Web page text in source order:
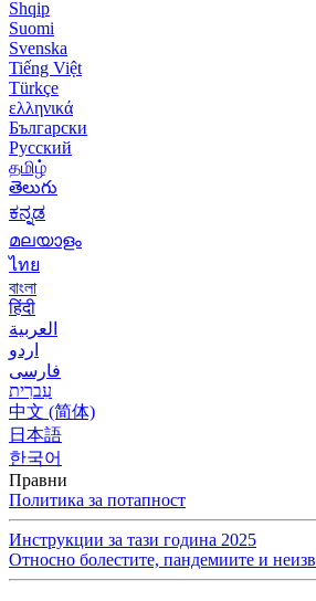
Shqip
Suomi
Svenska
Tiếng Việt
Türkçe
ελληνικά
Български
Русский
தமிழ்
తెలుగు
ಕನ್ನಡ
മലയാളം
ไทย
বাংলা
हिंदी
العربية
اردو
فارسی
עִברִית
中文 (简体)
日本語
한국어
Правни
Политика за потапност
Инструкции за тази година 2025
Относно болестите, пандемиите и